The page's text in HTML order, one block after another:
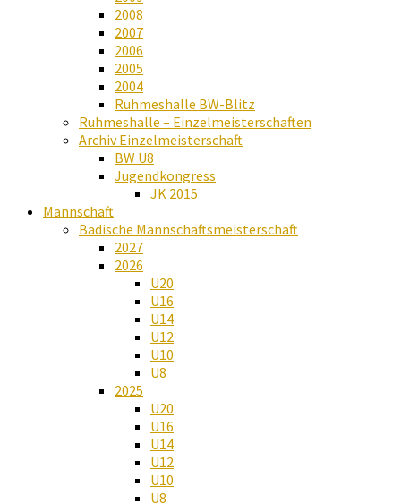
2008
2007
2006
2005
2004
Ruhmeshalle BW-Blitz
Ruhmeshalle – Einzelmeisterschaften
Archiv Einzelmeisterschaft
BW U8
Jugendkongress
JK 2015
Mannschaft
Badische Mannschaftsmeisterschaft
2027
2026
U20
U16
U14
U12
U10
U8
2025
U20
U16
U14
U12
U10
U8